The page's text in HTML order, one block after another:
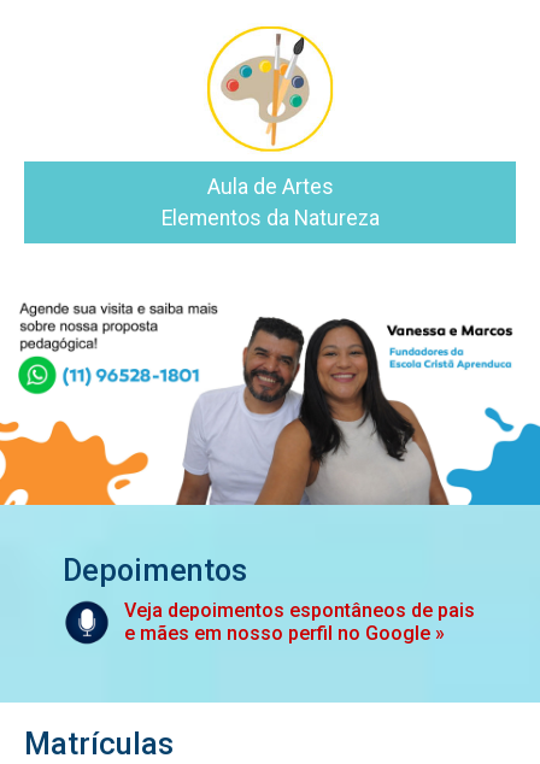
Aula de Artes
Elementos da Natureza
Depoimentos
Veja depoimentos espontâneos de pais
e mães em nosso perfil no Google »
Matrículas